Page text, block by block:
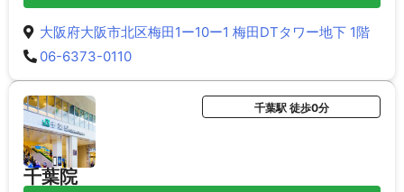
大阪府大阪市北区梅田1ー10ー1 梅田DTタワー地下 1階
06-6373-0110
千葉院
千葉駅 徒歩0分